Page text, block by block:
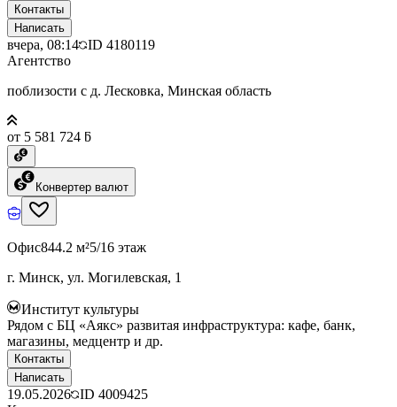
Контакты
Написать
вчера, 08:14 ID 4180119
Агентство
поблизости с д. Лесковка, Минская область
от 5 581 724 ƃ
Конвертер валют
Офис844.2 м²5/16 этаж
г. Минск, ул. Могилевская, 1
Институт культуры
Рядом с БЦ «Аякс» развитая инфраструктура: кафе, банк,
магазины, медцентр и др.
Контакты
Написать
19.05.2026 ID 4009425